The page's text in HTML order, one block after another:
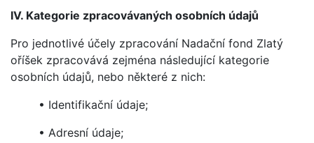
IV. Kategorie zpracovávaných osobních údajů
Pro jednotlivé účely zpracování Nadační fond Zlatý
oříšek zpracovává zejména následující kategorie
osobních údajů, nebo některé z nich:
• Identifikační údaje;
• Adresní údaje;